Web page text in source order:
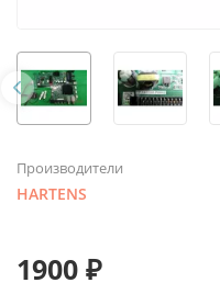
Производители
HARTENS
1900 ₽